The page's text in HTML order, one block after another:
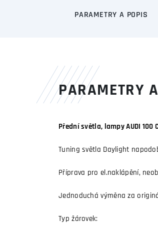
PARAMETRY A POPIS
PARAMETRY
Přední světla, lampy AUDI 100
Tuning světla Daylight
Příprava pro el.naklápění,
Jednoduchá výměna za
Typ žárovek: